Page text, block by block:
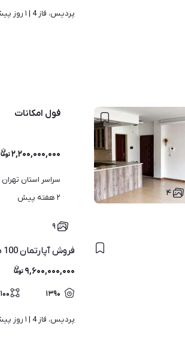
پردیس، فاز 4 | ۱ روز پیش
۴
فول امکانات
۲,۲۰۰,۰۰۰,۰۰۰
سراسر استان تهران
۲ هفته پیش
۹
فروش آپارتمان 100 متر در فاز 4
۹,۶۰۰,۰۰۰,۰۰۰
۱۳۹۰ ۱۰۰
پردیس، فاز 4 |
۱ روز پیش